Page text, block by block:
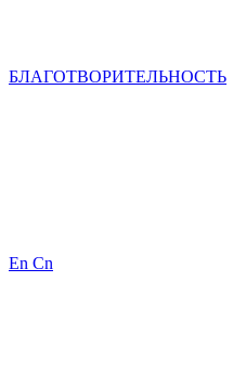
БЛАГОТВОРИТЕЛЬНОСТЬ
En Cn